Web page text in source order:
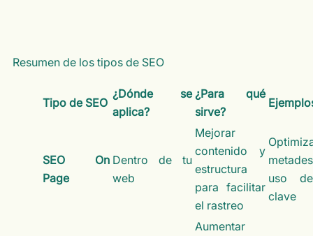
Resumen de los tipos de SEO
Tipo de SEO
¿Dónde se
aplica?
¿Para qué
sirve?
SEO On
Page
Dentro de tu
web
Mejorar
contenido y
estructura
para facilitar
el rastreo
uso
clave
Aumentar